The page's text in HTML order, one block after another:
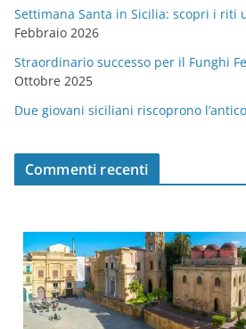
Settimana Santa in Sicilia: scopri i riti
Febbraio 2026
Straordinario successo per il Funghi
Ottobre 2025
Due giovani siciliani riscoprono
Commenti recenti